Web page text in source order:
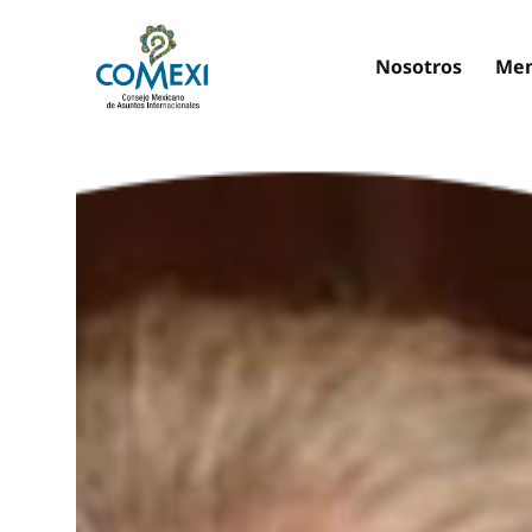
Nosotros